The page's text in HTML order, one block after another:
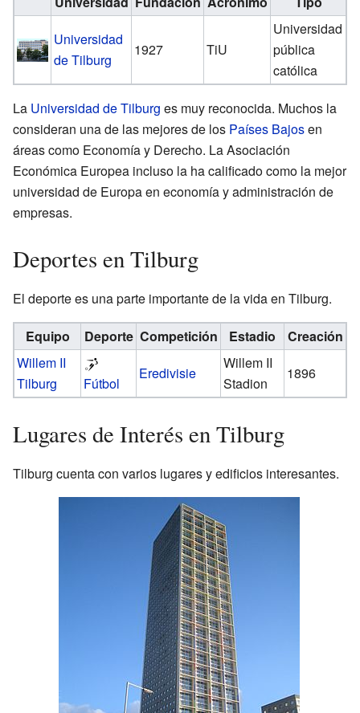
Universidad
de Tilburg
1927 TiU
Universidad
pública
católica
La Universidad de Tilburg es muy reconocida. Muchos la
consideran una de las mejores de los Países Bajosen
áreas como Economía y Derecho. La Asociación
Económica Europea incluso la ha calificado como la mejor
universidad de Europa en economía y administración de
empresas.
Deportes en Tilburg
El deporte es una parte importante de la vida en Tilburg.
Equipo Deporte Competición Estadio
Creación
Willem II
Tilburg
Fútbol
Eredivisie
Willem II
Stadion
1896
Lugares de Interés en Tilburg
Tilburg cuenta con varios lugares y edificios interesantes.